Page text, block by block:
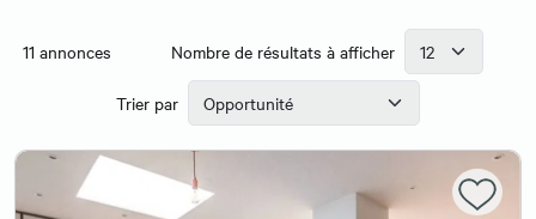
11 annonces Nombre de résultats à afficher
Trier par